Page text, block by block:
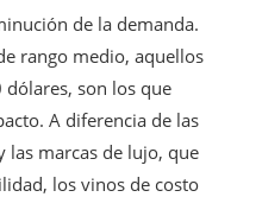
de la demanda.
rango medio, aquellos
son los que
A diferencia de las
las marcas de lujo, que
los vinos de costo